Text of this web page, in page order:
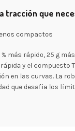
tracción que
compactos
% más rápido, 25 g
y el
en las curvas. La
que desafía los